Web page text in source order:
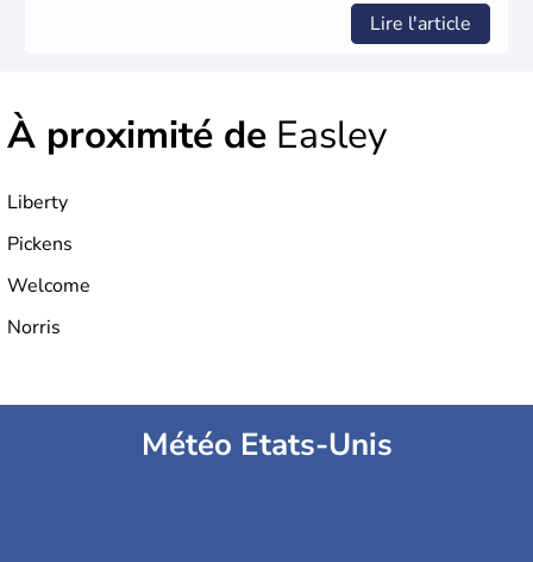
Lire l'article
À proximité de Easley
Liberty
Pickens
Welcome
Norris
Météo Etats-Unis